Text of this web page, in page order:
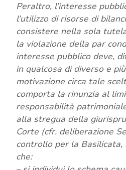
Peraltro, l’interesse
l’utilizzo di risorse di
consistere nella sola
la violazione della par
interesse pubblico deve,
in qualcosa di diverso e
motivazione circa tale
comporta la rinunzia al
responsabilità
alla stregua della
Corte (cfr. deliberazione
controllo per la Basilicata,
che: